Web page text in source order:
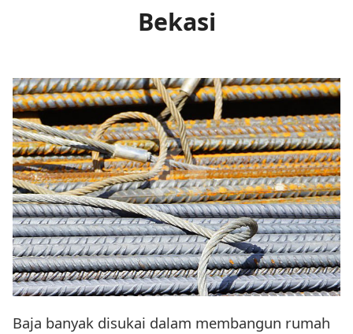
Bekasi
Baja banyak disukai dalam membangun rumah